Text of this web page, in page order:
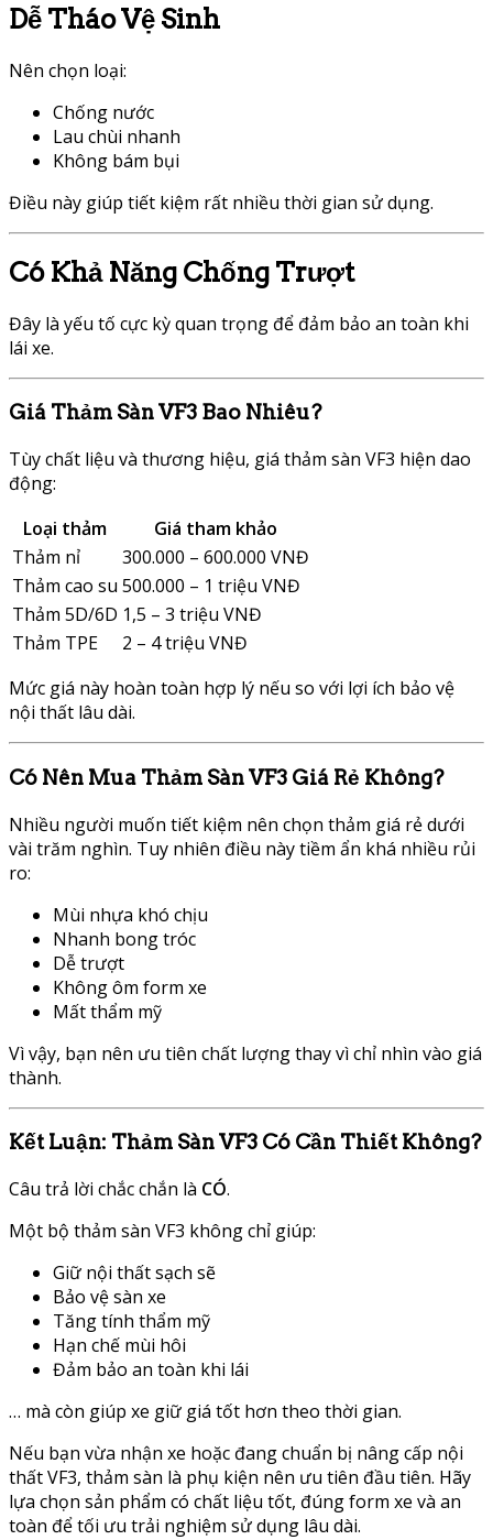
Dễ Tháo Vệ Sinh
Nên chọn loại:
Chống nước
Lau chùi nhanh
Không bám bụi
Điều này giúp tiết kiệm rất nhiều thời gian sử dụng.
Có Khả Năng Chống Trượt
Đây là yếu tố cực kỳ quan trọng để đảm bảo an toàn khi
lái xe.
Giá Thảm Sàn VF3 Bao Nhiêu?
Tùy chất liệu và thương hiệu, giá thảm sàn VF3 hiện dao
động:
Loại thảm
Giá tham khảo
Thảm nỉ
300.000 – 600.000 VNĐ
Thảm cao su 500.000 – 1 triệu VNĐ
Thảm 5D/6D 1,5 – 3 triệu VNĐ
Thảm TPE
2 – 4 triệu VNĐ
Mức giá này hoàn toàn hợp lý nếu so với lợi ích bảo vệ
nội thất lâu dài.
Có Nên Mua Thảm Sàn VF3 Giá Rẻ Không?
Nhiều người muốn tiết kiệm nên chọn thảm giá rẻ dưới
vài trăm nghìn. Tuy nhiên điều này tiềm ẩn khá nhiều rủi
ro:
Mùi nhựa khó chịu
Nhanh bong tróc
Dễ trượt
Không ôm form xe
Mất thẩm mỹ
Vì vậy, bạn nên ưu tiên chất lượng thay vì chỉ nhìn vào giá
thành.
Kết Luận: Thảm Sàn VF3 Có Cần Thiết Không?
Câu trả lời chắc chắn là CÓ.
Một bộ thảm sàn VF3 không chỉ giúp:
Giữ nội thất sạch sẽ
Bảo vệ sàn xe
Tăng tính thẩm mỹ
Hạn chế mùi hôi
Đảm bảo an toàn khi lái
… mà còn giúp xe giữ giá tốt hơn theo thời gian.
Nếu bạn vừa nhận xe hoặc đang chuẩn bị nâng cấp nội
thất VF3, thảm sàn là phụ kiện nên ưu tiên đầu tiên. Hãy
lựa chọn sản phẩm có chất liệu tốt, đúng form xe và an
toàn để tối ưu trải nghiệm sử dụng lâu dài.